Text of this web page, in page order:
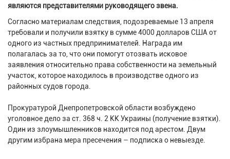
являются представителями руководящего звена.
Согласно материалам следствия, подозреваемые 13 апреля
требовали и получили взятку в сумме 4000 долларов США от
одного из частных предпринимателей. Награда им
полагалась за то, что они помогут отозвать исковое
заявления относительно права собственности на земельный
участок, которое находилось в производстве одного из
районных судов города.
Прокуратурой Днепропетровской области возбуждено
уголовное дело за ст. 368 ч. 2 КК Украины (получение взятки).
Один из злоумышленников находится под арестом. Двум
другим избрана мера пресечения – подписка о невыезде.